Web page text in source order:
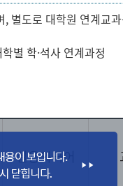
별도로 대학원 연계교
별 학·석사 연계과정
실용외국어